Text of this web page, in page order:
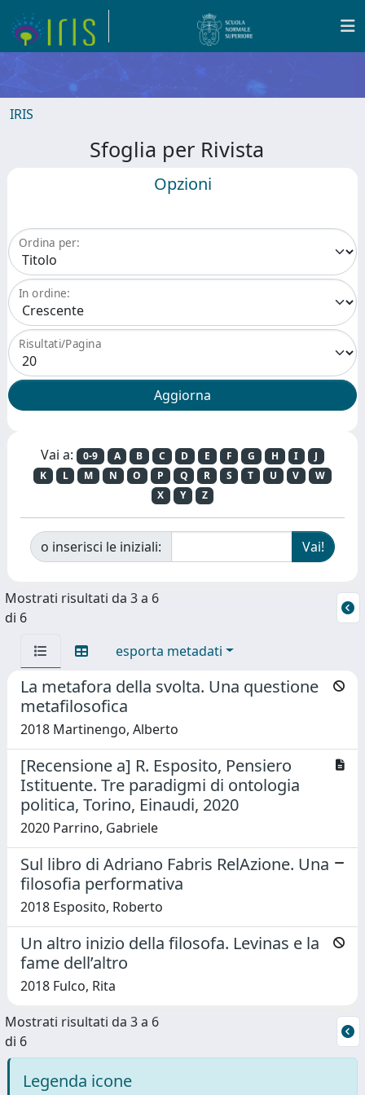
IRIS
Sfoglia per Rivista
Opzioni
Ordina per:
In ordine:
Risultati/Pagina
Vai a: 0-9 A B C D E F G H I
J
K
L M N O P Q R S T U V
W
X
Y Z
o inserisci le iniziali:
Mostrati risultati da 3 a 6
di 6
esporta metadati
La metafora della svolta. Una questione
metafilosofica
2018 Martinengo, Alberto
[Recensione a] R. Esposito, Pensiero
Istituente. Tre paradigmi di ontologia
politica, Torino, Einaudi, 2020
2020 Parrino, Gabriele
Sul libro di Adriano Fabris RelAzione. Una
filosofia performativa
2018 Esposito, Roberto
Un altro inizio della filosofa. Levinas e la
fame dell’altro
2018 Fulco, Rita
Mostrati risultati da 3 a 6
di 6
Legenda icone